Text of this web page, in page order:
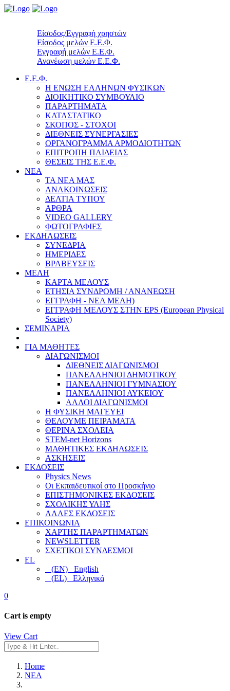
Είσοδος/Εγγραφή χρηστών
Είσοδος μελών Ε.Ε.Φ.
Εγγραφή μελών Ε.Ε.Φ.
Ανανέωση μελών Ε.Ε.Φ.
Ε.Ε.Φ.
Η ΕΝΩΣΗ ΕΛΛΗΝΩΝ ΦΥΣΙΚΩΝ
ΔΙΟΙΚΗΤΙΚΟ ΣΥΜΒΟΥΛΙΟ
ΠΑΡΑΡΤΗΜΑΤΑ
ΚΑΤΑΣΤΑΤΙΚΟ
ΣΚΟΠΟΣ - ΣΤΟΧΟΙ
ΔΙΕΘΝΕΙΣ ΣΥΝΕΡΓΑΣΙΕΣ
ΟΡΓΑΝΟΓΡΑΜΜΑ ΑΡΜΟΔΙΟΤΗΤΩΝ
ΕΠΙΤΡΟΠΗ ΠΑΙΔΕΙΑΣ
ΘΕΣΕΙΣ ΤΗΣ Ε.Ε.Φ.
ΝΕΑ
ΤΑ ΝΕΑ ΜΑΣ
ΑΝΑΚΟΙΝΩΣΕΙΣ
ΔΕΛΤΙΑ ΤΥΠΟΥ
ΑΡΘΡΑ
VIDEO GALLERY
ΦΩΤΟΓΡΑΦΙΕΣ
ΕΚΔΗΛΩΣΕΙΣ
ΣΥΝΕΔΡΙΑ
ΗΜΕΡΙΔΕΣ
ΒΡΑΒΕΥΣΕΙΣ
ΜΕΛΗ
ΚΑΡΤΑ ΜΕΛΟΥΣ
ΕΤΗΣΙΑ ΣΥΝΔΡΟΜΗ / ΑΝΑΝΕΩΣΗ
ΕΓΓΡΑΦΗ - ΝΕΑ ΜΕΛΗ)
ΕΓΓΡΑΦΗ ΜΕΛΟΥΣ ΣΤΗΝ EPS (European Physical
Society)
ΣΕΜΙΝΑΡΙΑ
ΓΙΑ ΜΑΘΗΤΕΣ
ΔΙΑΓΩΝΙΣΜΟΙ
ΔΙΕΘΝΕΙΣ ΔΙΑΓΩΝΙΣΜΟΙ
ΠΑΝΕΛΛΗΝΙΟΙ ΔΗΜΟΤΙΚΟΥ
ΠΑΝΕΛΛΗΝΙΟΙ ΓΥΜΝΑΣΙΟΥ
ΠΑΝΕΛΛΗΝΙΟΙ ΛΥΚΕΙΟΥ
ΑΛΛΟΙ ΔΙΑΓΩΝΙΣΜΟΙ
Η ΦΥΣΙΚΗ ΜΑΓΕΥΕΙ
ΘΕΛΟΥΜΕ ΠΕΙΡΑΜΑΤΑ
ΘΕΡΙΝΑ ΣΧΟΛΕΙΑ
STEM-net Horizons
ΜΑΘΗΤΙΚΕΣ ΕΚΔΗΛΩΣΕΙΣ
ΑΣΚΗΣΕΙΣ
ΕΚΔΟΣΕΙΣ
Physics News
Οι Εκπαιδευτικοί στο Προσκήνιο
ΕΠΙΣΤΗΜΟΝΙΚΕΣ ΕΚΔΟΣΕΙΣ
ΣΧΟΛΙΚΗΣ ΥΛΗΣ
ΑΛΛΕΣ ΕΚΔΟΣΕΙΣ
ΕΠΙΚΟΙΝΩΝΙΑ
ΧΑΡΤΗΣ ΠΑΡΑΡΤΗΜΑΤΩΝ
NEWSLETTER
ΣΧΕΤΙΚΟΙ ΣΥΝΔΕΣΜΟΙ
EL
(EN) English
(EL) Ελληνικά
0
Cart is empty
View Cart
Home
NEA